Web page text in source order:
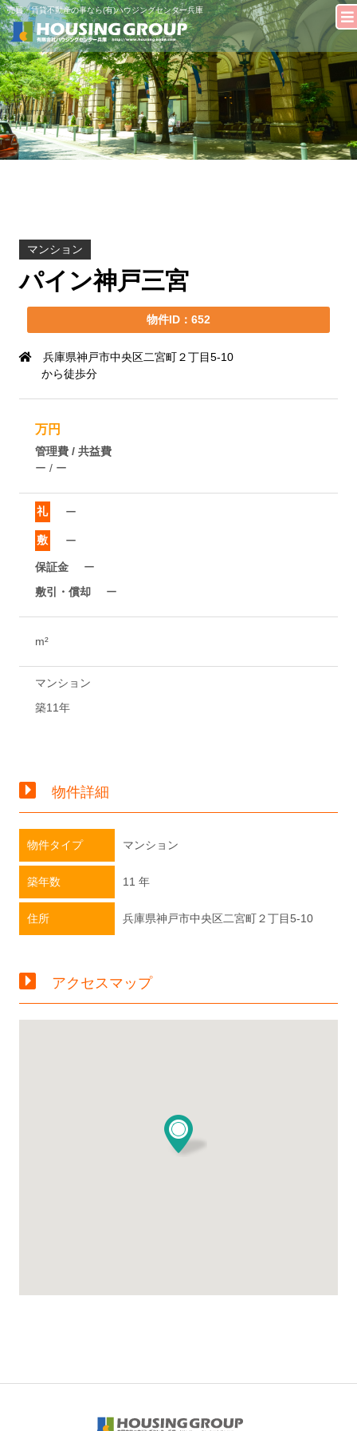
売買・賃貸不動産の事なら(有)ハウジングセンター兵庫
マンション
パイン神戸三宮
物件ID：652
兵庫県神戸市中央区二宮町２丁目5-10
から徒歩分
万円
管理費 / 共益費
ー / ー
礼 ー
敷 ー
保証金
ー
敷引・償却
ー
m²
マンション
築11年
物件詳細
物件タイプ マンション
築年数 11 年
住所 兵庫県神戸市中央区二宮町２丁目5-10
アクセスマップ